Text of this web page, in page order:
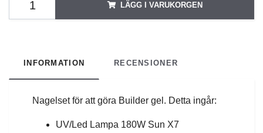
LÄGG I VARUKORGEN
INFORMATION RECENSIONER
Nagelset för att göra Builder gel. Detta ingår:
UV/Led Lampa 180W Sun X7